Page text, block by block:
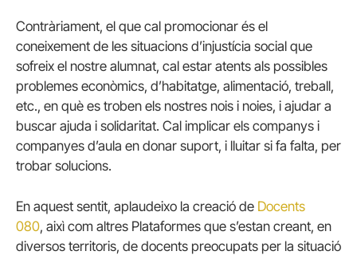
Contràriament, el que cal promocionar és el
coneixement de les situacions d’injustícia social que
sofreix el nostre alumnat, cal estar atents als possibles
problemes econòmics, d’habitatge, alimentació, treball,
etc., en què es troben els nostres nois i noies, i ajudar a
buscar ajuda i solidaritat. Cal implicar els companys i
companyes d’aula en donar suport, i lluitar si fa falta, per
trobar solucions.
En aquest sentit, aplaudeixo la creació de Docents
080, aixì com altres Plataformes que s’estan creant, en
diversos territoris, de docents preocupats per la situació